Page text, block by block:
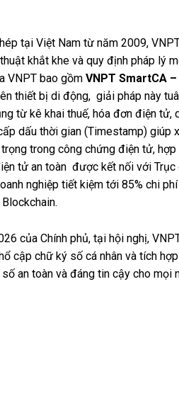
tại Việt Nam từ năm 2009,
khắt khe và quy định pháp lý
VNPT bao gồm VNPT SmartCA –
thiết bị di động, giải pháp này
từ kê khai thuế, hóa đơn điện tử,
dấu thời gian (Timestamp) giúp
trong công chứng điện tử,
tử an toàn được kết nối với Trục
nghiệp tiết kiệm tới 85% chi
của Chính phủ, tại hội nghị,
cập chữ ký số cá nhân và tích
an toàn và đáng tin cậy cho mọi